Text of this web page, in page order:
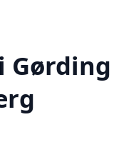
Gørding